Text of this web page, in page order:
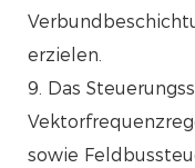
erzielen.
9. Das
sowie